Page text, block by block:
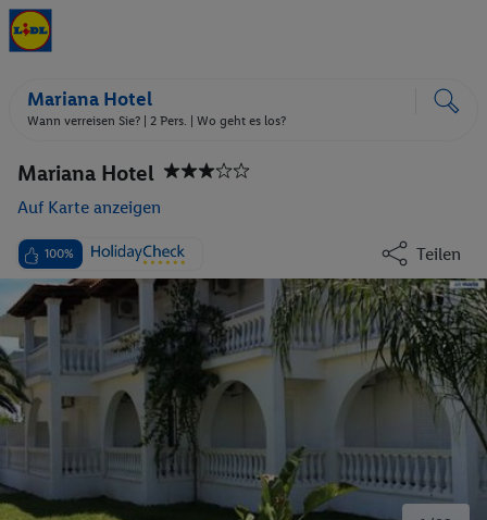
Mariana Hotel
Wann verreisen Sie? | 2 Pers. | Wo geht es los?
Mariana Hotel
Auf Karte anzeigen
100% Teilen